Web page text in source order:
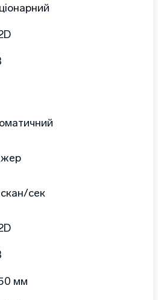
сек
мм